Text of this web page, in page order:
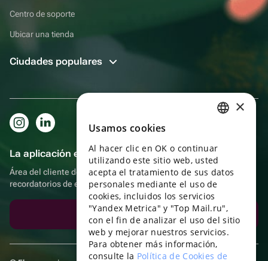
Centro de soporte
Ubicar una tienda
Ciudades populares
La aplicación es aún más práctica.
Área del cliente del destinatario, más bonos por compras y
recordatorios de eventos
Descargar la aplicación
ENGLISH
UKRAINIAN
PORTUGUESE
SPANISH
HUNGARIAN
ITALIAN
×
Usamos cookies
Al hacer clic en OK o continuar
utilizando este sitio web, usted
acepta el tratamiento de sus datos
personales mediante el uso de
cookies, incluidos los servicios
"Yandex Metrica" y "Top Mail.ru",
con el fin de analizar el uso del sitio
web y mejorar nuestros servicios.
Para obtener más información,
consulte la Política de Cookies de